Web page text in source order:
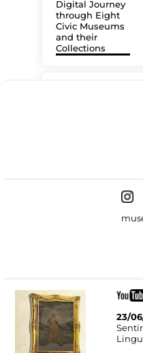
Digital Journey
through Eight
Civic Museums
and their
Collections
23/